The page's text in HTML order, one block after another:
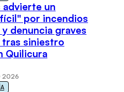
advierte un
por incendios
denuncia graves
tras siniestro
Quilicura
2026